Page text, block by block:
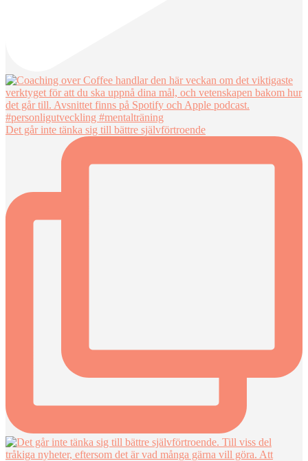
Det går inte tänka sig till bättre självförtroende